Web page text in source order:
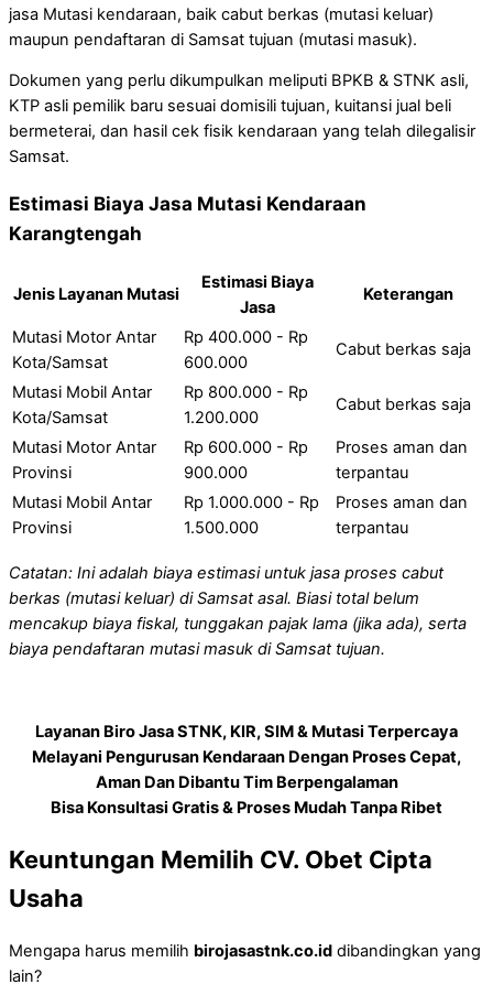
jasa Mutasi kendaraan, baik cabut berkas (mutasi keluar)
maupun pendaftaran di Samsat tujuan (mutasi masuk).
Dokumen yang perlu dikumpulkan meliputi BPKB & STNK asli,
KTP asli pemilik baru sesuai domisili tujuan, kuitansi jual beli
bermeterai, dan hasil cek fisik kendaraan yang telah dilegalisir
Samsat.
Estimasi Biaya Jasa Mutasi Kendaraan
Karangtengah
Jenis Layanan Mutasi
Estimasi Biaya
Jasa
Keterangan
Mutasi Motor Antar
Kota/Samsat
Rp 400.000 - Rp
600.000
Cabut berkas saja
Mutasi Mobil Antar
Kota/Samsat
Rp 800.000 - Rp
1.200.000
Cabut berkas saja
Mutasi Motor Antar
Provinsi
Rp 600.000 - Rp
900.000
Proses aman dan
terpantau
Mutasi Mobil Antar
Provinsi
Rp 1.000.000 - Rp
1.500.000
Proses aman dan
terpantau
Catatan: Ini adalah biaya estimasi untuk jasa proses cabut
berkas (mutasi keluar) di Samsat asal. Biasi total belum
mencakup biaya fiskal, tunggakan pajak lama (jika ada), serta
biaya pendaftaran mutasi masuk di Samsat tujuan.
Layanan Biro Jasa STNK, KIR, SIM & Mutasi Terpercaya
Melayani Pengurusan Kendaraan Dengan Proses Cepat,
Aman Dan Dibantu Tim Berpengalaman
Bisa Konsultasi Gratis & Proses Mudah Tanpa Ribet
Keuntungan Memilih CV. Obet Cipta
Usaha
Mengapa harus memilih birojasastnk.co.id dibandingkan yang
lain?